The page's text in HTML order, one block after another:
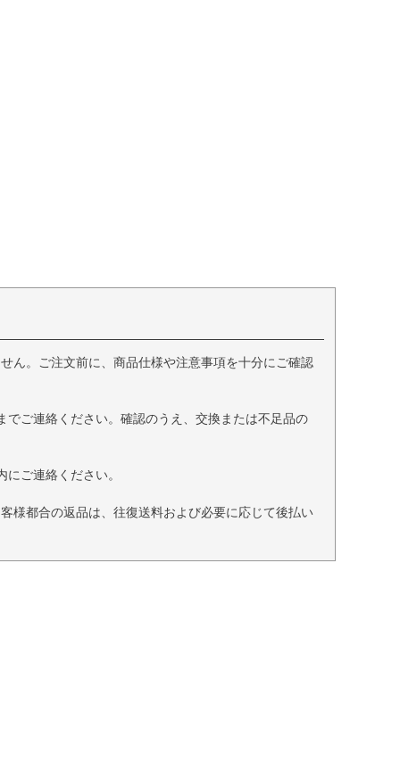
ん。ご注文前に、商品仕様や注意事項を十分にご確認
ご連絡ください。確認のうえ、交換または不足品の
ご連絡ください。
様都合の返品は、往復送料および必要に応じて後払い